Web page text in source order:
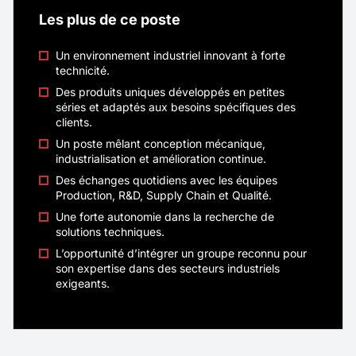
associations sportives sur votre territoire. Vous
(ballons, équipements pédagogiques, matériel
d’entraînement…) que des projets
d’aménagement plus ambitieux : terrains
multisports, city stades, équipements de
gymnase, basket 3×3, etc.
Nouveau
Commercial Itinérant - Equipements
Rémunération 40K€ - 45K€
Contrat
Télétravail
vous prenez en charge un portefeuille de
Les plus de ce poste
Un environnement industriel innovant à forte
technicité.
Des produits uniques développés en petites
séries et adaptés aux besoins spécifiques des
clients.
Un poste mêlant conception mécanique,
industrialisation et amélioration continue.
Des échanges quotidiens avec les équipes
Production, R&D, Supply Chain et Qualité.
Une forte autonomie dans la recherche de
solutions techniques.
L’opportunité d’intégrer un groupe reconnu pour
son expertise dans des secteurs industriels
exigeants.